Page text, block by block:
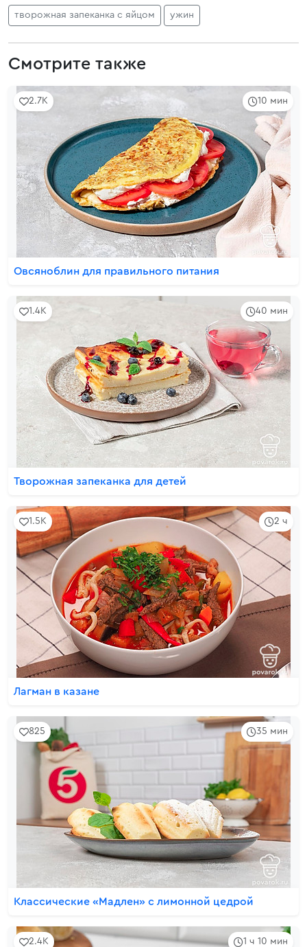
творожная запеканка с яйцом ужин
Смотрите также
10 мин
2.7K
Овсяноблин для правильного питания
40 мин
1.4K
Творожная запеканка для детей
2 ч
1.5K
Лагман в казане
35 мин
825
Классические «Мадлен» с лимонной цедрой
1 ч 10 мин
2.4K